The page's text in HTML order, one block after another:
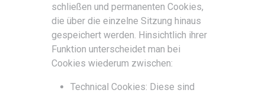
schließen und permanenten Cookies,
die über die einzelne Sitzung hinaus
gespeichert werden. Hinsichtlich ihrer
Funktion unterscheidet man bei
Cookies wiederum zwischen:
Technical Cookies: Diese sind